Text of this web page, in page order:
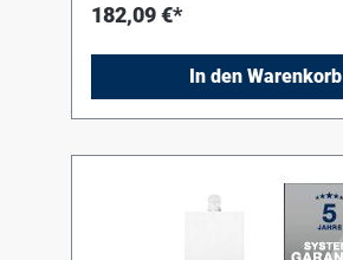
182,09 €*
In den Warenkorb